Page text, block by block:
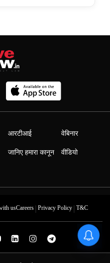
आरटीआई
जानिए हमारा कानून
वेबिनार
वीडियो
usCareers| Privacy Policy| T&C